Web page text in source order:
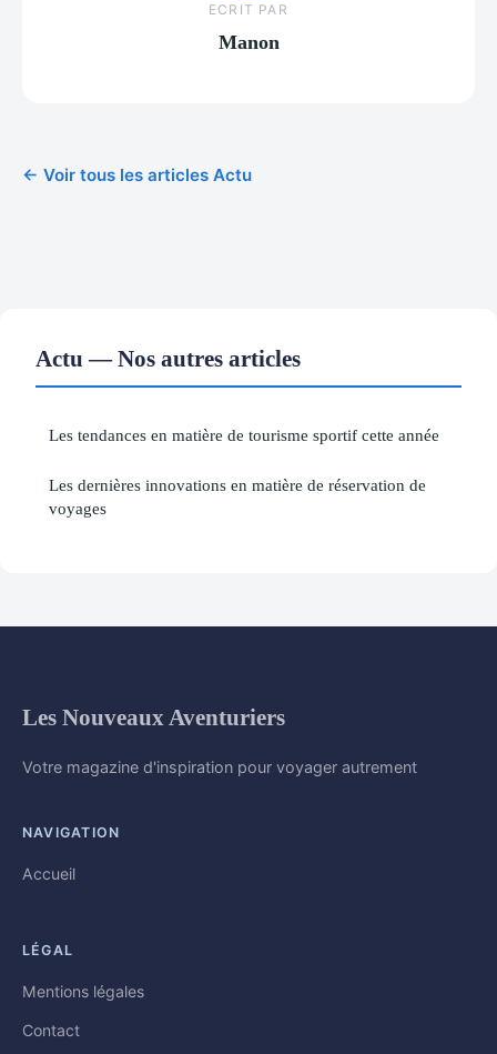
ECRIT PAR
Manon
← Voir tous les articles Actu
Actu — Nos autres articles
Les tendances en matière de tourisme sportif cette année
Les dernières innovations en matière de réservation de
voyages
Les Nouveaux Aventuriers
Votre magazine d'inspiration pour voyager autrement
NAVIGATION
Accueil
LÉGAL
Mentions légales
Contact